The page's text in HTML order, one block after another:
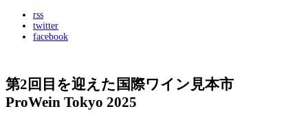
rss
twitter
facebook
第2回目を迎えた国際ワイン見本市
ProWein Tokyo 2025